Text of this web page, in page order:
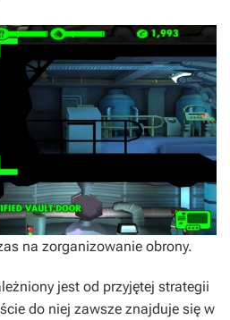
na zorganizowanie obrony.
jest od przyjętej strategii
do niej zawsze znajduje się w